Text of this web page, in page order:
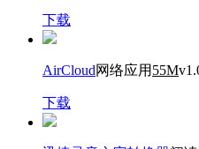
下载
AirCloud网络应用 55M
下载